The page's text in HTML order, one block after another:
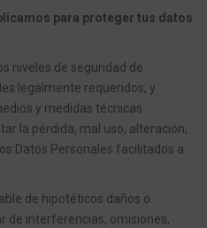
para proteger tus datos
niveles de seguridad de
legalmente requeridos, y
y medidas técnicas
la pérdida, mal uso, alteración,
Datos Personales facilitados a
de hipotéticos daños o
de interferencias, omisiones,